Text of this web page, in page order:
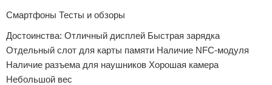
Смартфоны Тесты и обзоры
Достоинства: Отличный дисплей Быстрая зарядка
Отдельный слот для карты памяти Наличие NFC-модуля
Наличие разъема для наушников Хорошая камера
Небольшой вес